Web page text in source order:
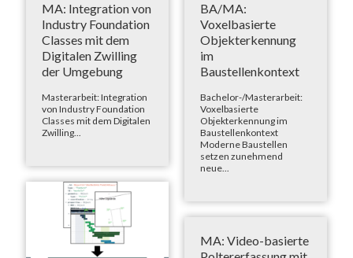
MA: Integration von
Industry Foundation
Classes mit dem
Digitalen Zwilling
der Umgebung
Masterarbeit: Integration
von Industry Foundation
Classes mit dem Digitalen
Zwilling...
BA/MA:
Voxelbasierte
Objekterkennung
im
Baustellenkontext
Bachelor-/Masterarbeit:
Voxelbasierte
Objekterkennung im
Baustellenkontext
Moderne Baustellen
setzen zunehmend
neue...
MA: Video-basierte